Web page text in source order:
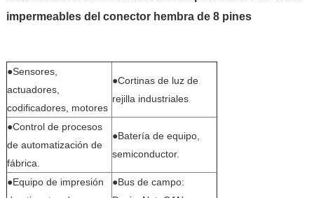
impermeables del conector hembra de 8 pines
●Sensores,
actuadores,
codificadores, motores
●Cortinas de luz de
rejilla industriales
●Control de procesos
de automatización de
fábrica.
●Batería de equipo,
semiconductor.
●Equipo de impresión
●Bus de campo: